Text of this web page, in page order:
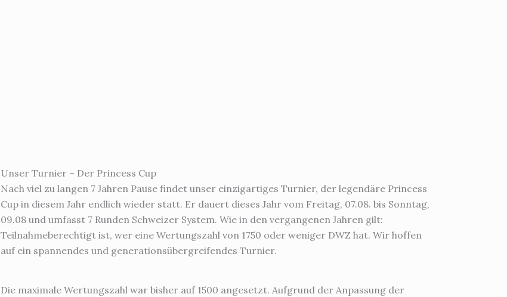
Unser Turnier – Der Princess Cup
Nach viel zu langen 7 Jahren Pause findet unser einzigartiges Turnier, der legendäre Princess
Cup in diesem Jahr endlich wieder statt. Er dauert dieses Jahr vom Freitag, 07.08. bis Sonntag,
09.08 und umfasst 7 Runden Schweizer System. Wie in den vergangenen Jahren gilt:
Teilnahmeberechtigt ist, wer eine Wertungszahl von 1750 oder weniger DWZ hat. Wir hoffen
auf ein spannendes und generationsübergreifendes Turnier.
Die maximale Wertungszahl war bisher auf 1500 angesetzt. Aufgrund der Anpassung der